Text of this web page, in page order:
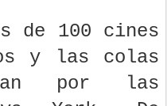
de 100 cines
y las colas
por las